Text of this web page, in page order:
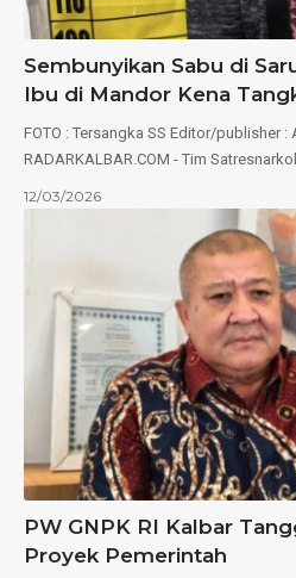
Sembunyikan Sabu di
Ibu di Mandor Kena
FOTO : Tersangka SS Editor/publisher :
RADARKALBAR.COM - Tim
12/03/2026
PW GNPK RI Kalbar
Proyek Pemerintah